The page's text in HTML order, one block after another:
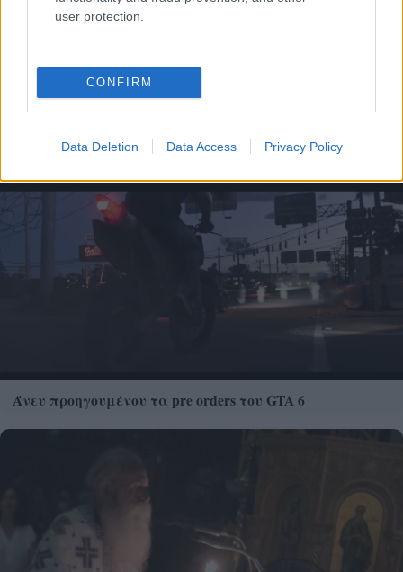
user protection.
CONFIRM
Data Deletion Data Access Privacy Policy
Τι σημαίνουν οι καφέ άκρες στα φυτά – Το λάθος με το
πότισμα
Άνευ προηγουμένου τα pre orders του GTA 6